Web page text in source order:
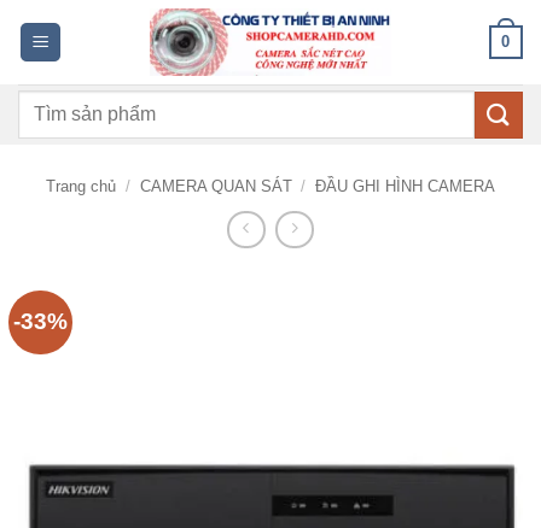
dung
0
Tìm
Trang chủ / CAMERA QUAN SÁT / ĐẦU GHI HÌNH CAMERA
-33%